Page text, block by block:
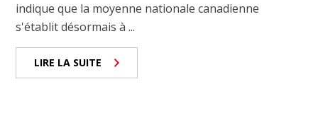
indique que la moyenne nationale canadienne
s'établit désormais à ...
LIRE LA SUITE